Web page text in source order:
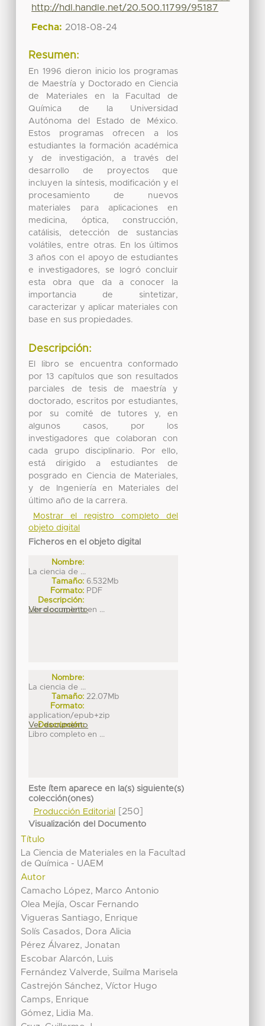
http://hdl.handle.net/20.500.11799/95187
Fecha: 2018-08-24
Resumen:
En 1996 dieron inicio los programas
de Maestría y Doctorado en Ciencia
de Materiales en la Facultad de
Química de la Universidad
Autónoma del Estado de México.
Estos programas ofrecen a los
estudiantes la formación académica
y de investigación, a través del
desarrollo de proyectos que
incluyen la síntesis, modificación y el
procesamiento de nuevos
materiales para aplicaciones en
medicina, óptica, construcción,
catálisis, detección de sustancias
volátiles, entre otras. En los últimos
3 años con el apoyo de estudiantes
e investigadores, se logró concluir
esta obra que da a conocer la
importancia de sintetizar,
caracterizar y aplicar materiales con
base en sus propiedades.
Descripción:
El libro se encuentra conformado
por 13 capítulos que son resultados
parciales de tesis de maestría y
doctorado, escritos por estudiantes,
por su comité de tutores y, en
algunos casos, por los
investigadores que colaboran con
cada grupo disciplinario. Por ello,
está dirigido a estudiantes de
posgrado en Ciencia de Materiales,
y de Ingeniería en Materiales del
último año de la carrera.
Mostrar el registro completo del
objeto digital
Ficheros en el objeto digital
Nombre:
La ciencia de ...
Tamaño: 6.532Mb
Formato: PDF
Descripción:
Libro completo en ...
Ver documento
Nombre:
La ciencia de ...
Tamaño: 22.07Mb
Formato:
application/epub+zip
Descripción:
Libro completo en ...
Ver documento
Este ítem aparece en la(s) siguiente(s)
colección(ones)
Producción Editorial[250]
Visualización del Documento
Título
La Ciencia de Materiales en la Facultad
de Química - UAEM
Autor
Camacho López, Marco Antonio
Olea Mejía, Oscar Fernando
Vigueras Santiago, Enrique
Solís Casados, Dora Alicia
Pérez Álvarez, Jonatan
Escobar Alarcón, Luis
Fernández Valverde, Suilma Marisela
Castrejón Sánchez, Víctor Hugo
Camps, Enrique
Gómez, Lidia Ma.